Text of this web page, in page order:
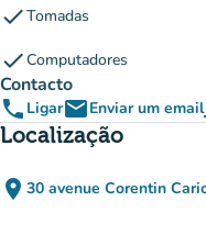
checkTomadas
checkComputadores
Contacto
phone LigaremailEnviar um email
Localização
place 30 avenue Corentin